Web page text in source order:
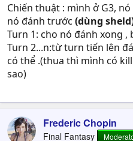
Chiến thuật : mình ở G3,
nó đánh trước (dùng
Turn 1: cho nó đánh xong ,
Turn 2...n:từ turn tiến lên
có thể .(thua thì mình có
sao)
Frederic Chopin
Final Fantasy